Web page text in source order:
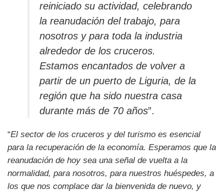
reiniciado su actividad, celebrando
la reanudación del trabajo, para
nosotros y para toda la industria
alrededor de los cruceros.
Estamos encantados de volver a
partir de un puerto de Liguria, de la
región que ha sido nuestra casa
durante más de 70 años”.
“El sector de los cruceros y del turismo es esencial
para la recuperación de la economía. Esperamos que la
reanudación de hoy sea una señal de vuelta a la
normalidad, para nosotros, para nuestros huéspedes, a
los que nos complace dar la bienvenida de nuevo, y